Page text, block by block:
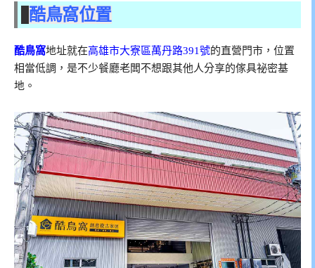
酷鳥窩位置
酷鳥窩地址就在高雄市大寮區萬丹路391號的直營門市，位置
相當低調，是不少餐廳老闆不想跟其他人分享的傢具祕密基
地。